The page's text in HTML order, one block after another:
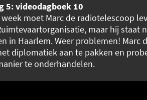
5: videodagboek 10
moet Marc de radiotelescoop
maar hij staat
in Haarlem. Weer problemen! Marc
diplomatiek aan te pakken en
te onderhandelen.